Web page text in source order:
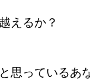
えるか？
思っているあ